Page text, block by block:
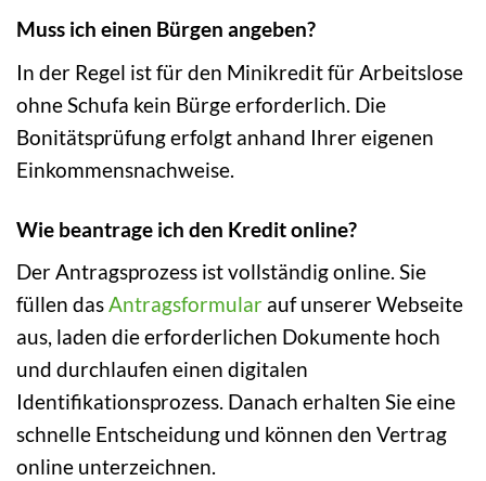
Muss ich einen Bürgen angeben?
In der Regel ist für den Minikredit für Arbeitslose
ohne Schufa kein Bürge erforderlich. Die
Bonitätsprüfung erfolgt anhand Ihrer eigenen
Einkommensnachweise.
Wie beantrage ich den Kredit online?
Der Antragsprozess ist vollständig online. Sie
füllen dasAntragsformular auf unserer Webseite
aus, laden die erforderlichen Dokumente hoch
und durchlaufen einen digitalen
Identifikationsprozess. Danach erhalten Sie eine
schnelle Entscheidung und können den Vertrag
online unterzeichnen.